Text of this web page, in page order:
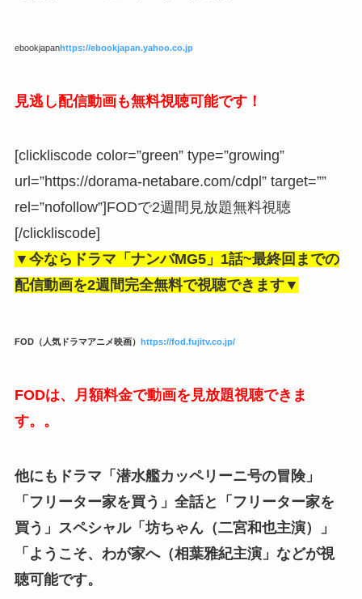
ebookjapanhttps://ebookjapan.yahoo.co.jp
見逃し配信動画も無料視聴可能です！
[clickliscode color=”green” type=”growing”
url=”https://dorama-netabare.com/cdpl” target=””
rel=”nofollow”]FODで2週間見放題無料視聴
[/clickliscode]
▼今ならドラマ「ナンバMG5」1話~最終回までの
配信動画を2週間完全無料で視聴できます▼
FOD（人気ドラマアニメ映画） https://fod.fujitv.co.jp/
FODは、月額料金で動画を見放題視聴できま
す。。
他にもドラマ「潜水艦カッペリーニ号の冒険」
「フリーター家を買う」全話と「フリーター家を
買う」スペシャル「坊ちゃん（二宮和也主演）」
「ようこそ、わが家へ（相葉雅紀主演」などが視
聴可能です。